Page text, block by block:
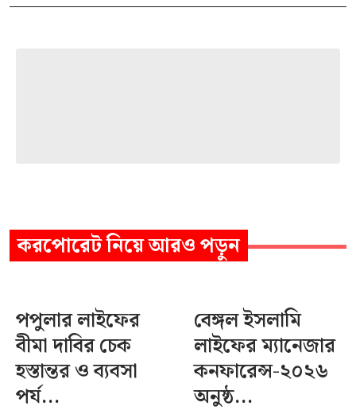
করপোরেটনিয়ে আরও পড়ুন
পপুলার লাইফের
বীমা দাবির চেক
হস্তান্তর ও ব্যবসা
পর্য...
বেঙ্গল ইসলামি
লাইফের ম্যানেজার
কনফারেন্স-২০২৬
অনুষ্ঠ...